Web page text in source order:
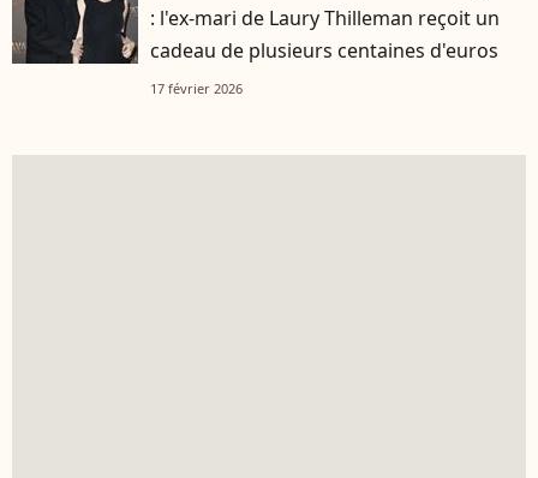
: l'ex-mari de Laury Thilleman reçoit un
cadeau de plusieurs centaines d'euros
17 février 2026